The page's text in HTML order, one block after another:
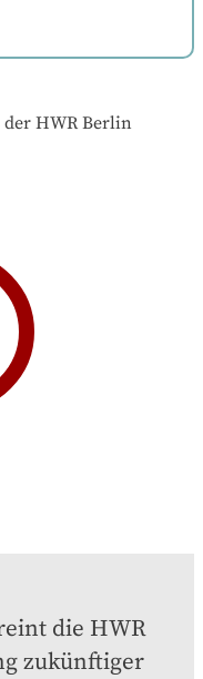
die HWR
zukünftiger